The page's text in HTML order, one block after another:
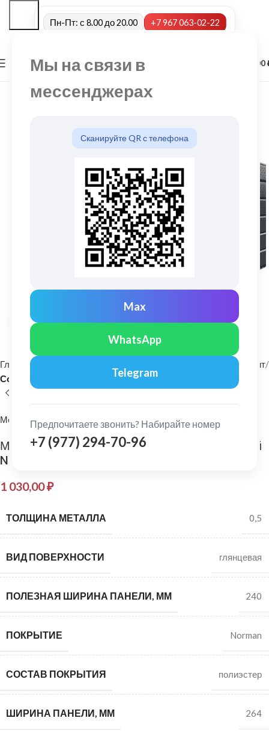
Мы на связи в
мессенджерах
Сканируйте QR с телефона
Max
WhatsApp
Telegram
Предпочитаете звонить? Набирайте номер
+7 (977) 294-70-96
Пн-Пт: с 8.00 до 20.00 +7 967 063-02-22
МЕНЮ 0,00
Нажмите, чтобы увеличить
Главная
Металлический сайдинг и софит
Софит
МеталлПрофиль
МеталлПрофиль: Софит Lбрус с перфорацией
Norman 0,5 мм Ral 7024
1 030,00₽
ТОЛЩИНА МЕТАЛЛА 0,5
ВИД ПОВЕРХНОСТИ глянцевая
ПОЛЕЗНАЯ ШИРИНА ПАНЕЛИ, ММ 240
ПОКРЫТИЕ Norman
СОСТАВ ПОКРЫТИЯ полиэстер
ШИРИНА ПАНЕЛИ, ММ 264